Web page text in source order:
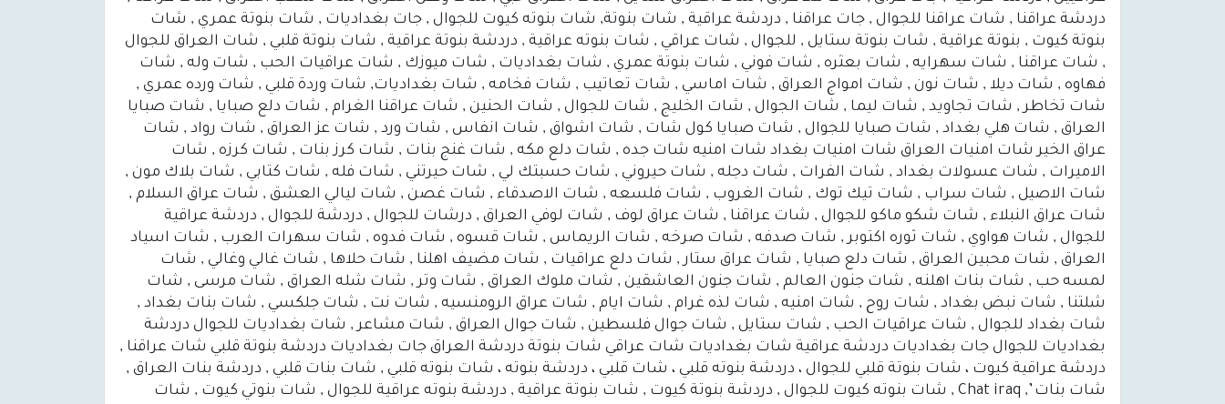
دردشة عراقنا , شات عراقنا للجوال , جات عراقنا , دردشة عراقية , شات بنوتة, شات بنوته كيوت للجوال , جات بغداديات , شات بنوتة عمري , شات
بنوتة كيوت , بنوتة عراقية , شات بنوتة ستايل , للجوال , شات عراقي , شات بنوته عراقية , دردشة بنوتة عراقية , شات بنوتة قلبي , شات العراق للجوال
, شات عراقنا , شات سهرايه , شات بعثره , شات فوني , شات بنوتة عمري , شات بغداديات , شات ميوزك , شات عراقيات الحب , شات وله , شات
فهاوه , شات ديلا , شات نون , شات امواج العراق , شات اماسي , شات تعاتيب , شات فخامه , شات بغداديات, شات وردة قلبي , شات ورده عمري ,
شات تخاطر , شات تجاويد , شات ليما , شات الجوال , شات الخليج , شات للجوال , شات الحنين , شات عراقنا الغرام , شات دلع صبايا , شات صبايا
العراق , شات هلي بغداد , شات صبايا للجوال , شات صبايا كول شات , شات اشواق , شات انفاس , شات ورد , شات عز العراق , شات رواد , شات
عراق الخير شات امنيات العراق شات امنيات بغداد شات امنيه شات جده , شات دلع مكه , شات غنج بنات , شات كرز بنات , شات كرزه , شات
الاميرات , شات عسولات بغداد , شات الفرات , شات دجله , شات حيروني , شات حسبتك لي , شات حيرتني , شات فله , شات كتابي , شات بلاك مون ,
شات الاصيل , شات سراب , شات تيك توك , شات الغروب , شات فلسعه , شات الاصدقاء , شات غصن , شات ليالي العشق , شات عراق السلام ,
شات عراق النبلاء , شات شكو ماكو للجوال , شات عراقنا , شات عراق لوف , شات لوفي العراق , درشات للجوال , دردشة للجوال , دردشة عراقية
للجوال , شات هواوي , شات ثوره اكتوبر , شات صدفه , شات صرخه , شات الريماس , شات قسوه , شات فدوه , شات سهرات العرب , شات اسياد
العراق , شات محبين العراق , شات دلع صبايا , شات عراق ستار , شات دلع عراقيات , شات مضيف اهلنا , شات حلاها , شات غالي وغالي , شات
لمسه حب , شات بنات اهلنه , شات جنون العالم , شات جنون العاشقين , شات ملوك العراق , شات وتر , شات شله العراق , شات مرسى , شات
شلتنا , شات نبض بغداد , شات روح , شات امنيه , شات لذه غرام , شات ايام , شات عراق الرومنسيه , شات نت , شات جلكسي , شات بنات بغداد ,
شات بغداد للجوال , شات عراقيات الحب , شات ستايل , شات جوال فلسطين , شات جوال العراق , شات مشاعر , شات بغداديات للجوال دردشة
بغداديات للجوال جات بغداديات دردشة عراقية شات بغداديات شات عراقي شات بنوتة دردشة العراق جات بغداديات دردشة بنوتة قلبي شات عراقنا ,
دردشة عراقية كيوت ، شات بنوتة قلبي للجوال ، دردشة بنوته قلبي ، شات قلبي ، دردشة بنوته ، شات بنوته قلبي , شات بنات قلبي , دردشة بنات العراق ,
شات بنات ’, Chat iraq , شات بنوته كيوت للجوال , دردشة بنوتة كيوت , شات بنوتة عراقية , دردشة بنوته عراقية للجوال , شات بنوتي كيوت , شات